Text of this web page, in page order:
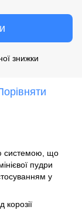
знижки
системою, що
пудри
у
корозії